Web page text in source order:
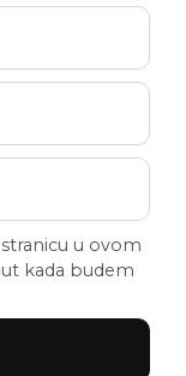
u ovom
kada budem